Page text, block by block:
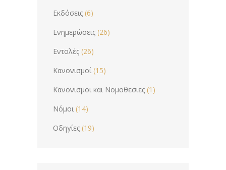
Εκδόσεις (6)
Ενημερώσεις (26)
Εντολές (26)
Κανονισμοί(15)
Κανονισμοι και Νομοθεσιες (1)
Νόμοι(14)
Οδηγίες (19)